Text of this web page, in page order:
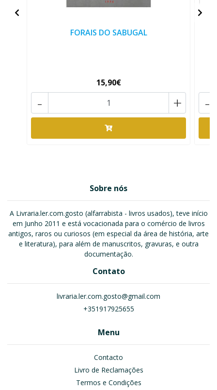
FORAIS DO SABUGAL
15,90€
+
- -
Sobre nós
A Livraria.ler.com.gosto (alfarrabista - livros usados), teve início
em Junho 2011 e está vocacionada para o comércio de livros
antigos, raros ou curiosos (em especial da área de história, arte
e literatura), para além de manuscritos, gravuras, e outra
documentação.
Contato
livraria.ler.com.gosto@gmail.com
+351917925655
Menu
Contacto
Livro de Reclamações
Termos e Condições